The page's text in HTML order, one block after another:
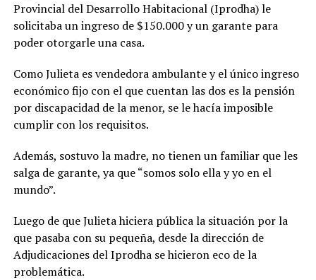
Provincial del Desarrollo Habitacional (Iprodha) le
solicitaba un ingreso de $150.000 y un garante para
poder otorgarle una casa.
Como Julieta es vendedora ambulante y el único ingreso
económico fijo con el que cuentan las dos es la pensión
por discapacidad de la menor, se le hacía imposible
cumplir con los requisitos.
Además, sostuvo la madre, no tienen un familiar que les
salga de garante, ya que “somos solo ella y yo en el
mundo”.
Luego de que Julieta hiciera pública la situación por la
que pasaba con su pequeña, desde la dirección de
Adjudicaciones del Iprodha se hicieron eco de la
problemática.